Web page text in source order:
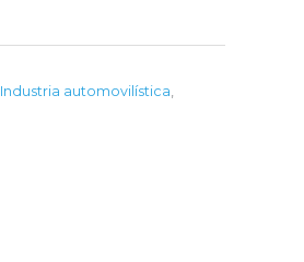
Industria automovilística